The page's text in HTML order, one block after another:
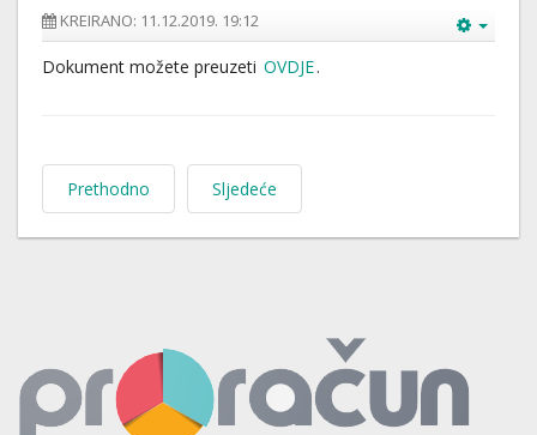
KREIRANO: 11.12.2019. 19:12
Dokument možete preuzeti OVDJE.
Prethodno Sljedeće